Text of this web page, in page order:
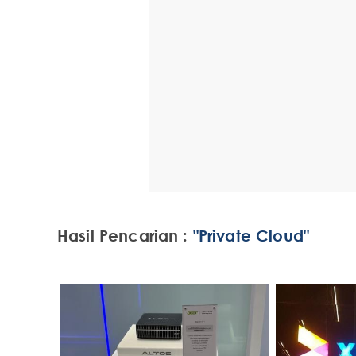
Hasil Pencarian : "Private Cloud"